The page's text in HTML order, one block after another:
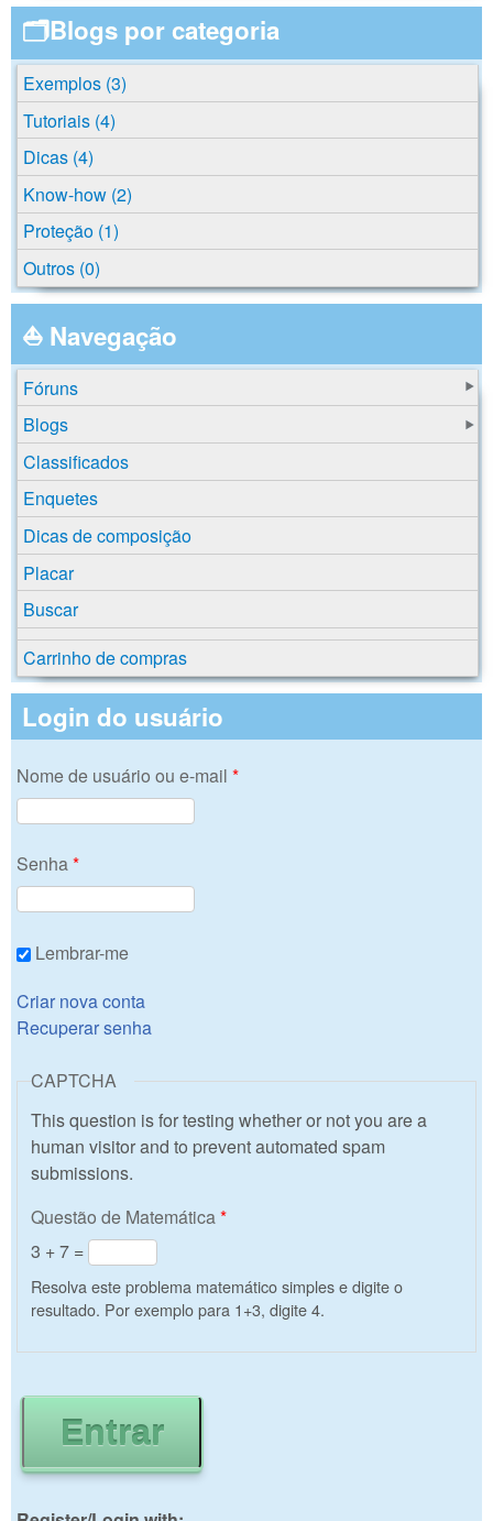
🗂️Blogs por categoria
Exemplos (3)
Tutoriais (4)
Dicas (4)
Know-how (2)
Proteção (1)
Outros (0)
⛵ Navegação
Fóruns
Blogs
Classificados
Enquetes
Dicas de composição
Placar
Buscar
Carrinho de compras
Login do usuário
Nome de usuário ou e-mail *
Senha*
Lembrar-me
Criar nova conta
Recuperar senha
CAPTCHA
This question is for testing whether or not you are a
human visitor and to prevent automated spam
submissions.
Questão de Matemática*
3 + 7 =
Resolva este problema matemático simples e digite o
resultado. Por exemplo para 1+3, digite 4.